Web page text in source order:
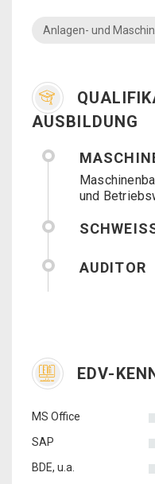
Anlagen- und
AUSBILDUNG
und
AUDITOR
EDV-
MS Office
SAP
BDE, u.a.